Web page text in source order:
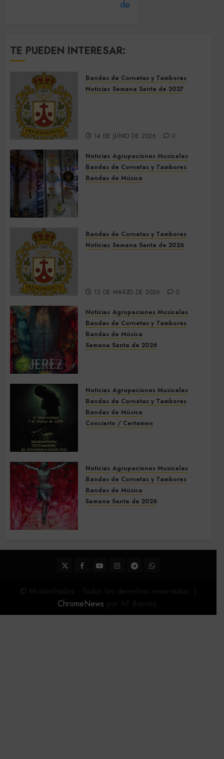
TE PUEDEN INTERESAR:
Bandas de Cornetas y Tambores
Noticias Semana Santa de 2027
14 DE JUNIO DE 2026 0
Noticias Agrupaciones Musicales
Bandas de Cornetas y Tambores
Bandas de Música
9 DE MAYO DE 2026 0
Bandas de Cornetas y Tambores
Noticias Semana Santa de 2026
12 DE MARZO DE 2026 0
Noticias Agrupaciones Musicales
Bandas de Cornetas y Tambores
Bandas de Música
Semana Santa de 2026
5 DE MARZO DE 2026 0
Noticias Agrupaciones Musicales
Bandas de Cornetas y Tambores
Bandas de Música
Concierto / Certamen
Noticias Agrupaciones Musicales
Bandas de Cornetas y Tambores
Bandas de Música
Semana Santa de 2026
22 DE FEBRERO DE 2026
0
TwitterFacebook
YoutubeInstagram
TelegramWhatsApp
ChromeNews